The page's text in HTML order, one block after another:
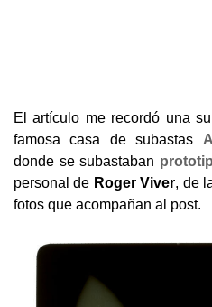
El artículo me recordó una
famosa casa de subastas
donde se subastaban
personal de Roger Viver, de
fotos que acompañan al post.